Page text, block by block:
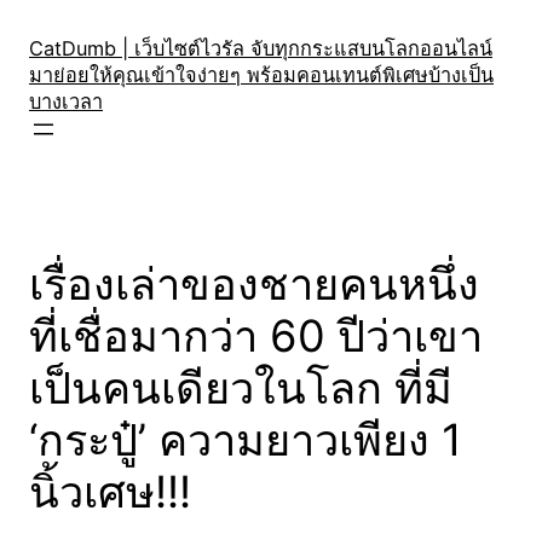
content
CatDumb | เว็บไซต์ไวรัล จับทุกกระแสบนโลกออนไลน์
มาย่อยให้คุณเข้าใจง่ายๆ พร้อมคอนเทนต์พิเศษบ้างเป็น
บางเวลา
เรื่องเล่าของชายคนหนึ่ง
ที่เชื่อมากว่า 60 ปีว่าเขา
เป็นคนเดียวในโลก ที่มี
‘กระปู๋’ ความยาวเพียง 1
นิ้วเศษ!!!